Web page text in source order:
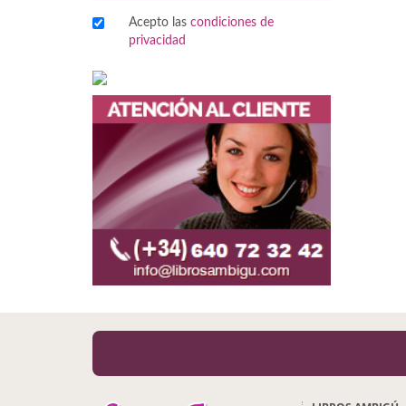
Acepto las condiciones de
privacidad